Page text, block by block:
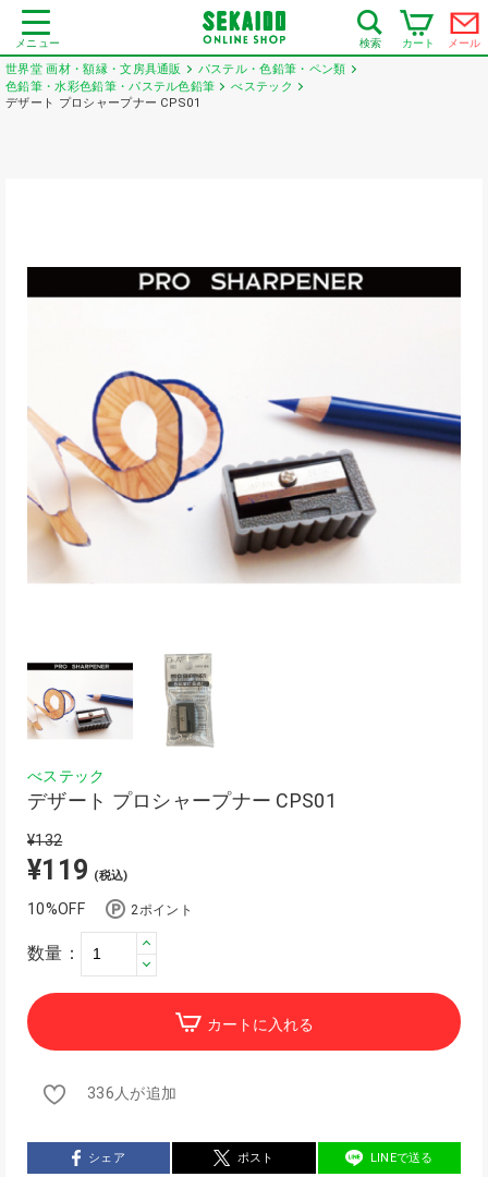
メニュー 検索 カート メール
世界堂 画材・額縁・文房具通販
パステル・色鉛筆・ペン類
色鉛筆・水彩色鉛筆・パステル色鉛筆
べステック
デザート プロシャープナー CPS01
べステック
デザート プロシャープナー CPS01
¥132
¥119 (税込)
10%OFF 2ポイント
数量：
カートに入れる
336人が追加
シェア ポスト LINEで送る